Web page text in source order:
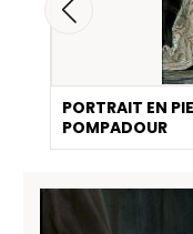
PORTRAIT EN
POMPADOUR